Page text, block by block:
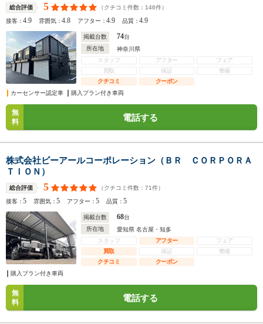
総合評価 5 （クチコミ件数： 146件）
接客：4.9 雰囲気：4.8 アフター：4.9 品質：4.9
掲載台数 74台
所在地
神奈川県
スタッフ
アフター
フェア
買取
保証
整備
クチコミ
クーポン
カーセンサー認定車
購入プラン付き車両
無
料
電話する
株式会社ビーアールコーポレーション（ＢＲ ＣＯＲＰＯＲＡ
ＴＩＯＮ）
総合評価 5 （クチコミ件数： 71件）
接客：5 雰囲気：5 アフター：5 品質：5
掲載台数 68台
所在地
愛知県 名古屋・知多
スタッフ
アフター
フェア
買取
保証
整備
クチコミ
クーポン
購入プラン付き車両
無
料
電話する